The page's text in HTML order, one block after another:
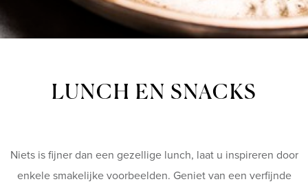
LUNCH EN SNACKS
Niets is fijner dan een gezellige lunch, laat u inspireren door
enkele smakelijke voorbeelden. Geniet van een verfijnde